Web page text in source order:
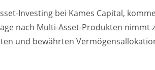
Investing bei Kames Capital,
nach Multi-Asset-Produkten nimmt
und bewährten